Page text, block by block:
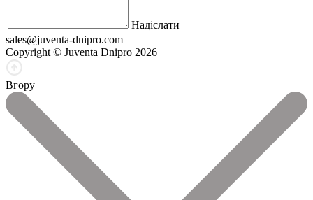
Надіслати
sales@juventa-dnipro.com
Copyright © Juventa Dnipro 2026
Вгору